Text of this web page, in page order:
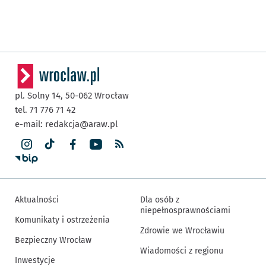
pl. Solny 14, 50-062 Wrocław
tel. 71 776 71 42
e-mail: redakcja@araw.pl
Aktualności
Komunikaty i ostrzeżenia
Bezpieczny Wrocław
Inwestycje
Dla osób z
niepełnosprawnościami
Zdrowie we Wrocławiu
Wiadomości z regionu